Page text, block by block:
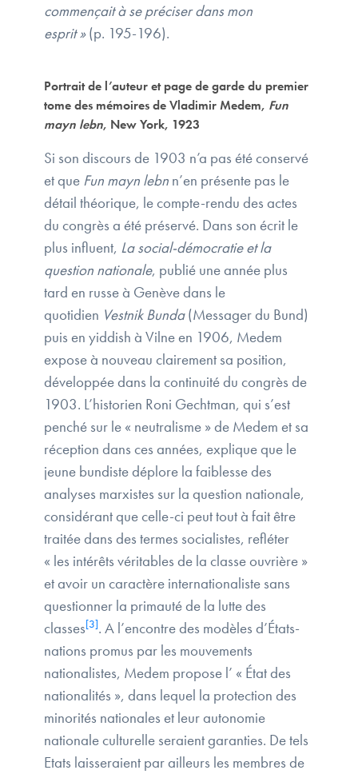
commençait à se préciser dans mon
esprit »(p. 195-196).
Portrait de l’auteur et page de garde du premier
tome des mémoires de Vladimir Medem, Fun
mayn lebn, New York, 1923
Si son discours de 1903 n’a pas été conservé
et que Fun mayn lebn n’en présente pas le
détail théorique, le compte-rendu des actes
du congrès a été préservé. Dans son écrit le
plus influent, La social-démocratie et la
question nationale, publié une année plus
tard en russe à Genève dans le
quotidien Vestnik Bunda(Messager du Bund)
puis en yiddish à Vilne en 1906, Medem
expose à nouveau clairement sa position,
développée dans la continuité du congrès de
1903. L’historien Roni Gechtman, qui s’est
penché sur le « neutralisme » de Medem et sa
réception dans ces années, explique que le
jeune bundiste déplore la faiblesse des
analyses marxistes sur la question nationale,
considérant que celle-ci peut tout à fait être
traitée dans des termes socialistes, refléter
« les intérêts véritables de la classe ouvrière »
et avoir un caractère internationaliste sans
questionner la primauté de la lutte des
classes[3]. A l’encontre des modèles d’États-
nations promus par les mouvements
nationalistes, Medem propose l’ « État des
nationalités », dans lequel la protection des
minorités nationales et leur autonomie
nationale culturelle seraient garanties. De tels
Etats laisseraient par ailleurs les membres de